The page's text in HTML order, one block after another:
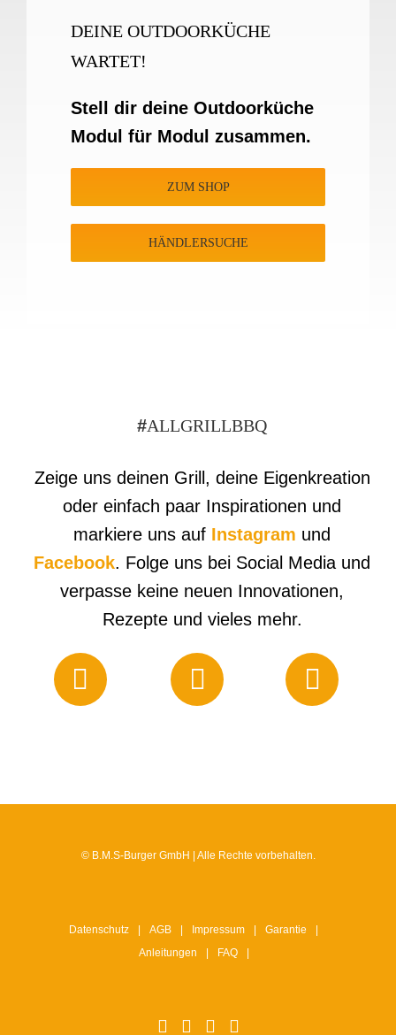
DEINE OUTDOORKÜCHE
WARTET!
Stell dir deine Outdoorküche
Modul für Modul zusammen.
ZUM SHOP
HÄNDLERSUCHE
#ALLGRILLBBQ
Zeige uns deinen Grill, deine Eigenkreation
oder einfach paar Inspirationen und
markiere uns auf Instagram und
Facebook. Folge uns bei Social Media und
verpasse keine neuen Innovationen,
Rezepte und vieles mehr.
© B.M.S-Burger GmbH | Alle Rechte vorbehalten.
Datenschutz AGB Impressum
Garantie
Anleitungen
FAQ